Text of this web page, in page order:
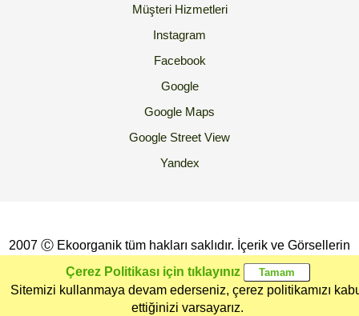
Kategoriler
Ekoorganik
Müşteri
Müşteri Hizmetleri
Instagram
Facebook
Google
Google Maps
Google Street View
Yandex
Çerez Politikası için tıklayınız
Sitemizi kullanmaya devam ederseniz, çerez politikamızı
ettiğinizi varsayarız.
2007 Ⓒ Ekoorganik tüm hakları saklıdır. İçerik ve Görsellerin
İzinsiz Kopyalanması yada Kullanılması Yasaktır.